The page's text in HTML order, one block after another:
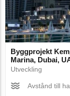
Byggprojekt
Marina, Dubai,
Utveckling
Avstånd till